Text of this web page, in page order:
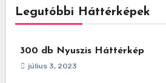
Legutóbbi Háttérképek
300 db Nyuszis Háttérkép
július 3, 2023